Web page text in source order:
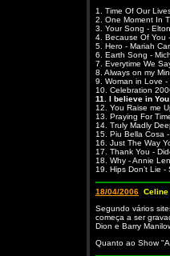
1. Time Of Our
2. One Moment In
3. Your Song -
4. Because Of You
5. Hero - Mariah
6. Earth Song -
7. Everytime We
8. Always on my
9. Woman in Love -
10. Celebration
11. I believe in
12. You Raise me
13. Praying For
14. Truly Madly
15. Piu Bella Cosa
16. Just The Way
17. Thank You -
18. Why - Annie
19. Hips Don’t Lie -
18/04/2006
Segundo vários
começa a ser
Dion e Barry
Quanto ao Show